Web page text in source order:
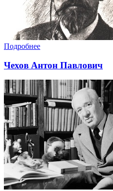
Подробнее
Чехов Антон Павлович